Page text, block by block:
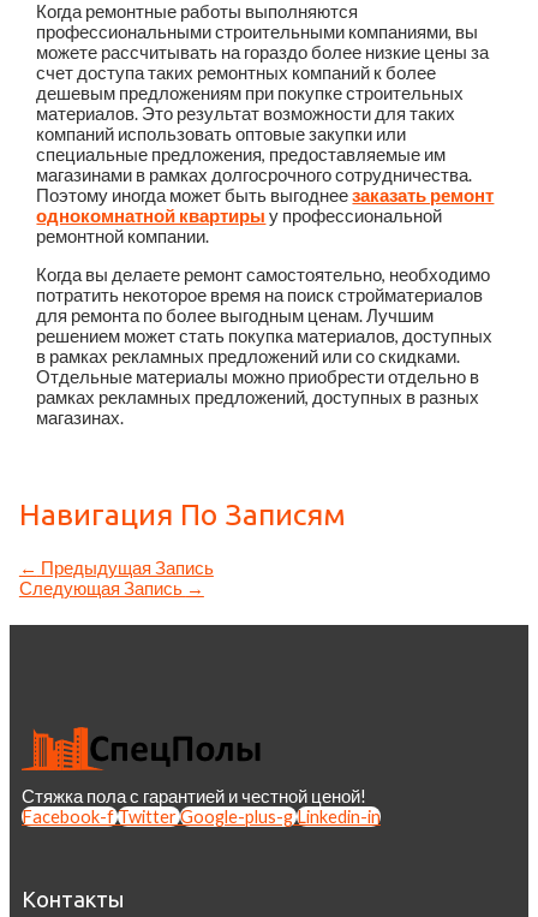
Когда ремонтные работы выполняются
профессиональными строительными компаниями, вы
можете рассчитывать на гораздо более низкие цены за
счет доступа таких ремонтных компаний к более
дешевым предложениям при покупке строительных
материалов. Это результат возможности для таких
компаний использовать оптовые закупки или
специальные предложения, предоставляемые им
магазинами в рамках долгосрочного сотрудничества.
Поэтому иногда может быть выгоднеезаказать ремонт
однокомнатной квартиры у профессиональной
ремонтной компании.
Когда вы делаете ремонт самостоятельно, необходимо
потратить некоторое время на поиск стройматериалов
для ремонта по более выгодным ценам. Лучшим
решением может стать покупка материалов, доступных
в рамках рекламных предложений или со скидками.
Отдельные материалы можно приобрести отдельно в
рамках рекламных предложений, доступных в разных
магазинах.
Навигация По Записям
← Предыдущая Запись
Следующая Запись →
Стяжка пола с гарантией и честной ценой!
Facebook-fTwitterGoogle-plus-gLinkedin-in
Контакты